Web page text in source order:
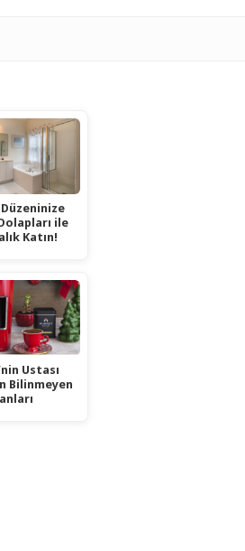
ile
Katın!
Ustası
Bilinmeyen